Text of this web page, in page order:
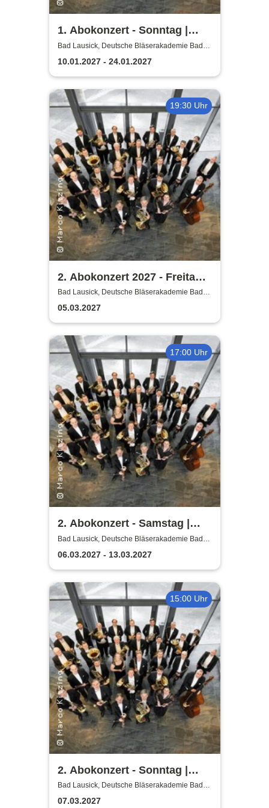
1. Abokonzert - Sonntag |
Sächsische
Bläserphilharmonie
Bad Lausick, Deutsche Bläserakademie Bad
Lausick
10.01.2027 - 24.01.2027
19:30 Uhr
2. Abokonzert 2027 - Freitag |
Sächsische
Bläserphilharmonie
Bad Lausick, Deutsche Bläserakademie Bad
Lausick
05.03.2027
17:00 Uhr
2. Abokonzert - Samstag |
Sächsische
Bläserphilharmonie
Bad Lausick, Deutsche Bläserakademie Bad
Lausick
06.03.2027 - 13.03.2027
15:00 Uhr
2. Abokonzert - Sonntag |
Sächsische
Bläserphilharmonie
Bad Lausick, Deutsche Bläserakademie Bad
Lausick
07.03.2027